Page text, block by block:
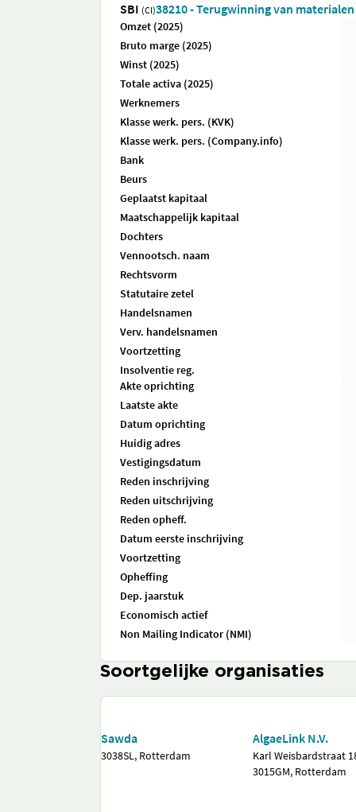
SBI (CI)38210 - Terugwinning van
Omzet (2025)
Bruto marge (2025)
Winst (2025)
Totale activa (2025)
Werknemers
Klasse werk. pers. (KVK)
Klasse werk. pers. (Company.info)
Bank
Beurs
Geplaatst kapitaal
Maatschappelijk kapitaal
Dochters
Vennootsch. naam
Rechtsvorm
Statutaire zetel
Handelsnamen
Verv. handelsnamen
Voortzetting
Insolventie reg.
Akte oprichting
Laatste akte
Datum oprichting
Huidig adres
Vestigingsdatum
Reden inschrijving
Reden uitschrijving
Reden opheff.
Datum eerste inschrijving
Voortzetting
Opheffing
Dep. jaarstuk
Economisch actief
Non Mailing Indicator (NMI)
Soortgelijke organisaties
Sawda
3038SL, Rotterdam
AlgaeLink N.V.
Karl Weisbardstraat
3015GM, Rotterdam